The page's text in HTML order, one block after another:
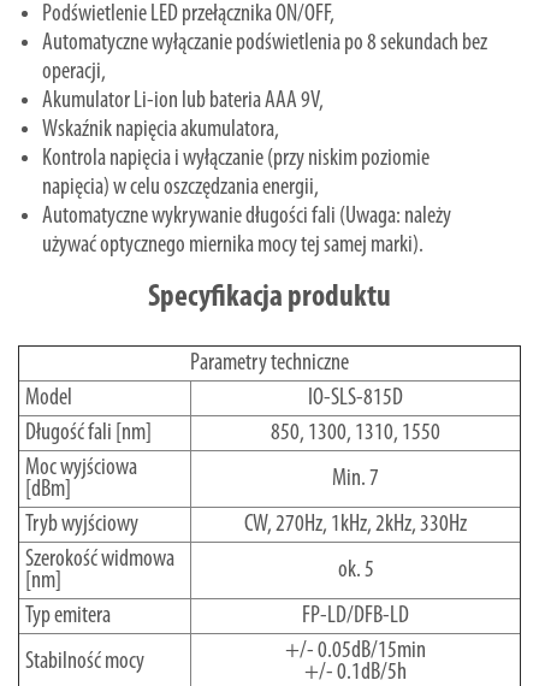
Podświetlenie LED przełącznika ON/OFF,
Automatyczne wyłączanie podświetlenia po 8 sekundach bez
operacji,
Akumulator Li-ion lub bateria AAA 9V,
Wskaźnik napięcia akumulatora,
Kontrola napięcia i wyłączanie (przy niskim poziomie
napięcia) w celu oszczędzania energii,
Automatyczne wykrywanie długości fali (Uwaga: należy
używać optycznego miernika mocy tej samej marki).
Specyfikacja produktu
Parametry techniczne
Model
IO-SLS-815D
Długość fali [nm]
850, 1300, 1310, 1550
Moc wyjściowa
[dBm]
Min. 7
Tryb wyjściowy
CW, 270Hz, 1kHz, 2kHz, 330Hz
Szerokość widmowa
[nm]
ok. 5
Typ emitera
FP-LD/DFB-LD
Stabilność mocy
+/- 0.05dB/15min
+/- 0.1dB/5h